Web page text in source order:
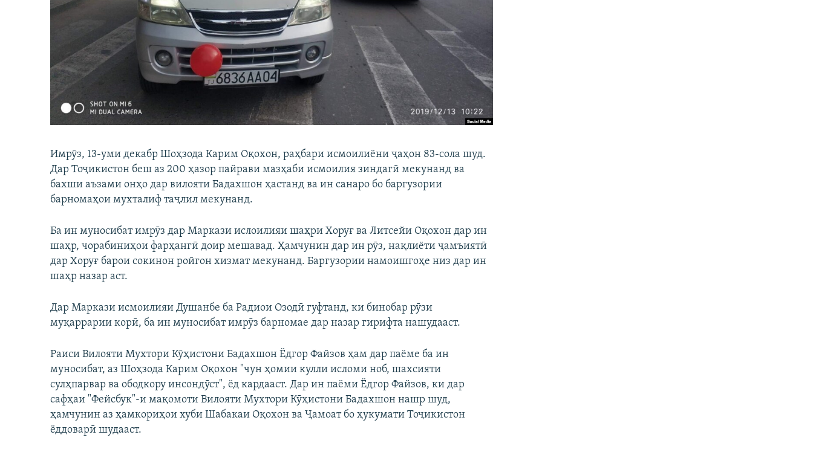
Имрӯз, 13-уми декабр Шоҳзода Карим Оқохон, раҳбари исмоилиёни ҷаҳон 83-сола шуд.
Дар Тоҷикистон беш аз 200 ҳазор пайрави мазҳаби исмоилия зиндагӣ мекунанд ва
бахши аъзами онҳо дар вилояти Бадахшон ҳастанд ва ин санаро бо баргузории
барномаҳои мухталиф таҷлил мекунанд.
Ба ин муносибат имрӯз дар Маркази ислоилияи шаҳри Хоруғ ва Литсейи Оқохон дар ин
шаҳр, чорабиниҳои фарҳангӣ доир мешавад. Ҳамчунин дар ин рӯз, нақлиёти ҷамъиятӣ
дар Хоруғ барои сокинон ройгон хизмат мекунанд. Баргузории намоишгоҳе низ дар ин
шаҳр назар аст.
Дар Маркази исмоилияи Душанбе ба Радиои Озодӣ гуфтанд, ки бинобар рӯзи
муқаррарии корӣ, ба ин муносибат имрӯз барномае дар назар гирифта нашудааст.
Раиси Вилояти Мухтори Кӯҳистони Бадахшон Ёдгор Файзов ҳам дар паёме ба ин
муносибат, аз Шоҳзода Карим Оқохон "чун ҳомии кулли исломи ноб, шахсияти
сулҳпарвар ва ободкору инсондӯст", ёд кардааст. Дар ин паёми Ёдгор Файзов, ки дар
сафҳаи "Фейсбук"-и мақомоти Вилояти Мухтори Кӯҳистони Бадахшон нашр шуд,
ҳамчунин аз ҳамкориҳои хуби Шабакаи Оқохон ва Ҷамоат бо ҳукумати Тоҷикистон
ёддоварӣ шудааст.